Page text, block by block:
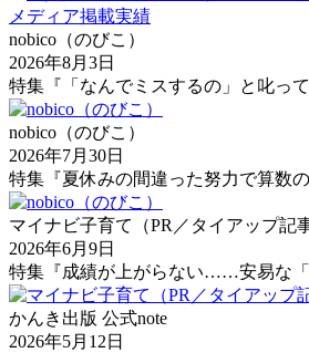
メディア掲載実績
nobico（のびこ）
2026年8月3日
特集『「なんでミスするの」と叱っ
nobico（のびこ）
2026年7月30日
特集『夏休みの間違った努力で算数
マイナビ子育て（PR／タイアップ記事
2026年6月9日
特集『成績が上がらない……安易な「
かんき出版 公式note
2026年5月12日